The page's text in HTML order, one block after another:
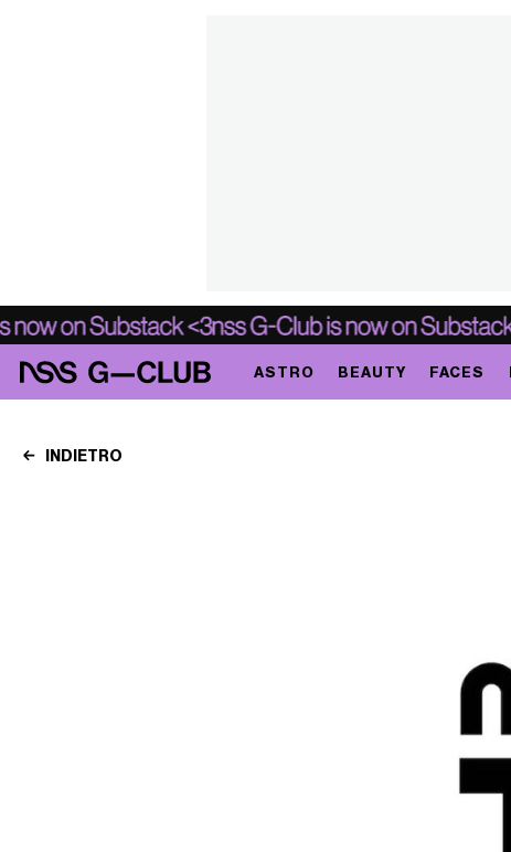
ASTRO BEAUTY FACES
INDIETRO